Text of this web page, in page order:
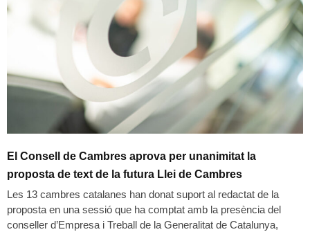
El Consell de Cambres aprova per unanimitat la
proposta de text de la futura Llei de Cambres
Les 13 cambres catalanes han donat suport al redactat de la
proposta en una sessió que ha comptat amb la presència del
conseller d’Empresa i Treball de la Generalitat de Catalunya,